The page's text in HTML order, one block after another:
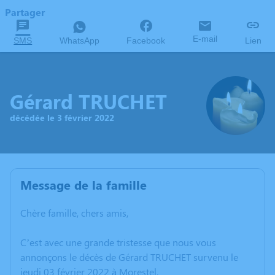
Partager
SMS WhatsApp Facebook E-mail Lien
Gérard TRUCHET
décédée le 3 février 2022
Message de la famille
Chère famille, chers amis,
C’est avec une grande tristesse que nous vous
annonçons le décès de Gérard TRUCHET survenu le
jeudi 03 février 2022 à Morestel.